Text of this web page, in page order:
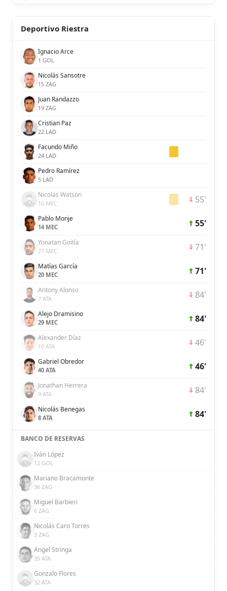
Deportivo Riestra
Ignacio Arce
1 GOL
Nicolás Sansotre
15 ZAG
Juan Randazzo
19 ZAG
Cristian Paz
22 LAD
Facundo Miño
24 LAD
Pedro Ramírez
5 LAD
Nicolás Watson
16 MEC 55'
Pablo Monje
14 MEC 55'
Yonatan Goitía
27 MEC 71'
Matías García
20 MEC 71'
Antony Alonso
7 ATA 84'
Alejo Dramisino
29 MEC 84'
Alexander Díaz
10 ATA 46'
Gabriel Obredor
40 ATA 46'
Jonathan Herrera
9 ATA 84'
Nicolás Benegas
8 ATA 84'
BANCO DE RESERVAS
Iván López
12 GOL
Mariano Bracamonte
36 ZAG
Miguel Barbieri
6 ZAG
Nicolás Caro Torres
3 ZAG
Ángel Stringa
35 ATA
Gonzalo Flores
32 ATA